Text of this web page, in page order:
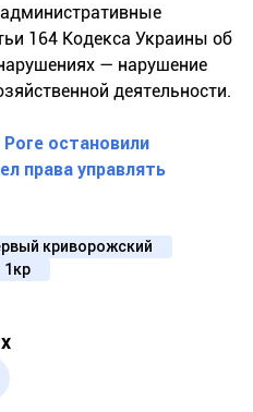
164 Кодекса Украины об
— нарушение
деятельности.
остановили
права управлять
криворожский
1кр